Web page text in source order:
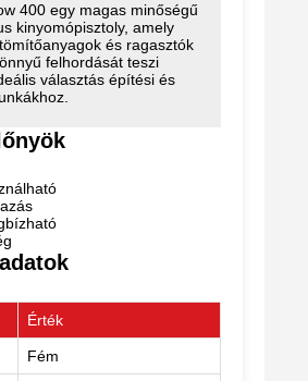
400 egy magas minőségű
kinyomópisztoly, amely
és ragasztók
felhordását teszi
választás építési és
Érték
Fém